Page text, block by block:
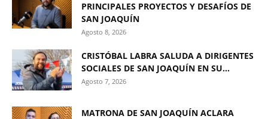
PRINCIPALES PROYECTOS Y DESAFÍOS DE
SAN JOAQUÍN
Agosto 8, 2026
CRISTÓBAL LABRA SALUDA A DIRIGENTES
SOCIALES DE SAN JOAQUÍN EN SU...
Agosto 7, 2026
MATRONA DE SAN JOAQUÍN ACLARA